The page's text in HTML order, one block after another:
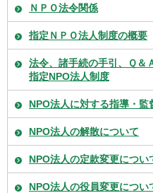
ＮＰＯ法令関係
指定ＮＰＯ法人制度の概要
法令、諸手続の手引、Ｑ＆
指定NPO法人制度
NPO法人に対する指導・監
NPO法人の解散について
NPO法人の定款変更につい
NPO法人の役員変更につい